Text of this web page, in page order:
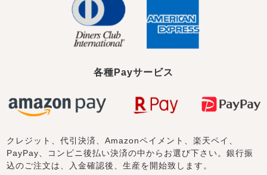
各種Payサービス
クレジット、代引決済、Amazonペイメント、楽天ペイ、
PayPay、コンビニ後払い決済の中からお選び下さい。銀行振
込のご注文は、入金確認後、生産を開始致します。